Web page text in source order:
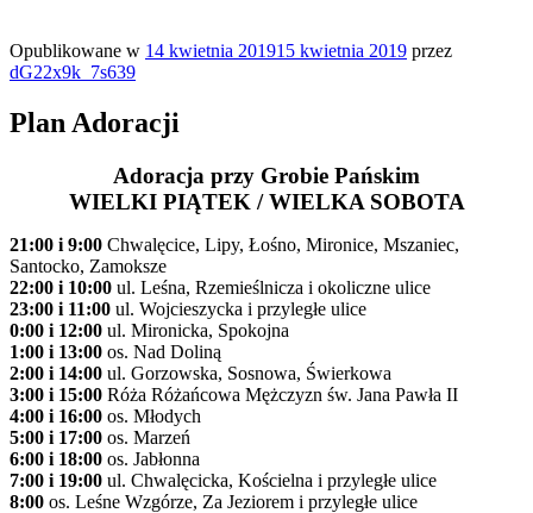
Opublikowane w 14 kwietnia 201915 kwietnia 2019 przez
dG22x9k_7s639
Plan Adoracji
Adoracja przy Grobie Pańskim
WIELKI PIĄTEK / WIELKA SOBOTA
21:00 i 9:00 Chwalęcice, Lipy, Łośno, Mironice, Mszaniec,
Santocko, Zamoksze
22:00 i 10:00 ul. Leśna, Rzemieślnicza i okoliczne ulice
23:00 i 11:00 ul. Wojcieszycka i przyległe ulice
0:00 i 12:00 ul. Mironicka, Spokojna
1:00 i 13:00 os. Nad Doliną
2:00 i 14:00 ul. Gorzowska, Sosnowa, Świerkowa
3:00 i 15:00 Róża Różańcowa Mężczyzn św. Jana Pawła II
4:00 i 16:00 os. Młodych
5:00 i 17:00 os. Marzeń
6:00 i 18:00 os. Jabłonna
7:00 i 19:00 ul. Chwalęcicka, Kościelna i przyległe ulice
8:00 os. Leśne Wzgórze, Za Jeziorem i przyległe ulice